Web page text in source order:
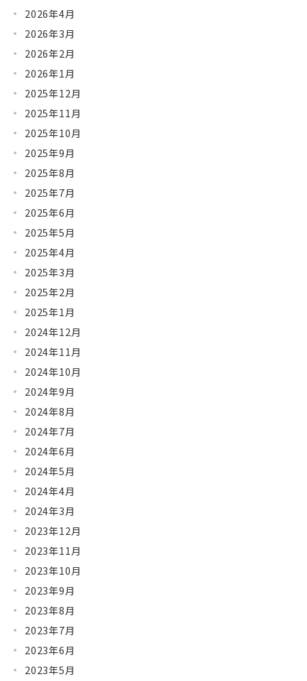
2026年4月
2026年3月
2026年2月
2026年1月
2025年12月
2025年11月
2025年10月
2025年9月
2025年8月
2025年7月
2025年6月
2025年5月
2025年4月
2025年3月
2025年2月
2025年1月
2024年12月
2024年11月
2024年10月
2024年9月
2024年8月
2024年7月
2024年6月
2024年5月
2024年4月
2024年3月
2023年12月
2023年11月
2023年10月
2023年9月
2023年8月
2023年7月
2023年6月
2023年5月